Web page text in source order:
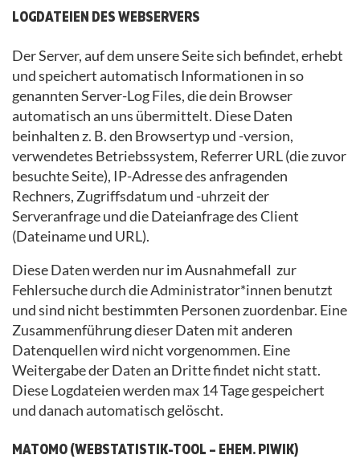
LOGDATEIEN DES WEBSERVERS
Der Server, auf dem unsere Seite sich befindet, erhebt
und speichert automatisch Informationen in so
genannten Server-Log Files, die dein Browser
automatisch an uns übermittelt. Diese Daten
beinhalten z. B. den Browsertyp und -version,
verwendetes Betriebssystem, Referrer URL (die zuvor
besuchte Seite), IP-Adresse des anfragenden
Rechners, Zugriffsdatum und -uhrzeit der
Serveranfrage und die Dateianfrage des Client
(Dateiname und URL).
Diese Daten werden nur im Ausnahmefall zur
Fehlersuche durch die Administrator*innen benutzt
und sind nicht bestimmten Personen zuordenbar. Eine
Zusammenführung dieser Daten mit anderen
Datenquellen wird nicht vorgenommen. Eine
Weitergabe der Daten an Dritte findet nicht statt.
Diese Logdateien werden max 14 Tage gespeichert
und danach automatisch gelöscht.
MATOMO (WEBSTATISTIK-TOOL – EHEM. PIWIK)